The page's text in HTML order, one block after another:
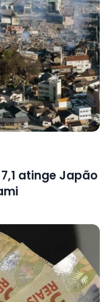
atinge Japão